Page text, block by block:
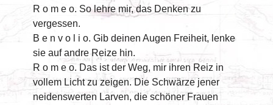
R o m e o. So lehre mir, das Denken zu
vergessen.
B e n v o l i o. Gib deinen Augen Freiheit, lenke
sie auf andre Reize hin.
R o m e o. Das ist der Weg, mir ihren Reiz in
vollem Licht zu zeigen. Die Schwärze jener
neidenswerten Larven, die schöner Frauen